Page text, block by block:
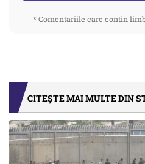
* Comentariile care contin
CITEȘTE MAI MULTE DIN